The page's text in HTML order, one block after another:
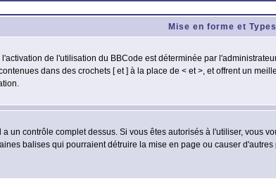
Mise en forme et
de l'utilisation du BBCode est déterminée par
dans des crochets [ et ] à la place de < et >, et offrent un
un contrôle complet dessus. Si vous êtes autorisés à l'utiliser, vous
balises qui pourraient détruire la mise en page ou causer